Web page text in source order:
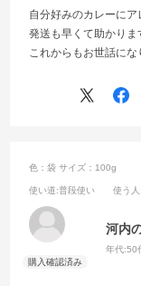
自分好みのカレーにア
発送も早くて助かりま
これからもお世話にな
色：袋 サイズ：100g
使い道:普段使い 使う人
河内
年代:50